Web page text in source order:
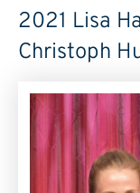
2021 Lisa
Christoph